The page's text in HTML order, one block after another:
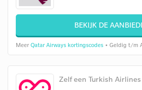
BEKIJK DE
Meer Qatar Airways kortingscodes • Geldig t/m
Zelf een Turkish